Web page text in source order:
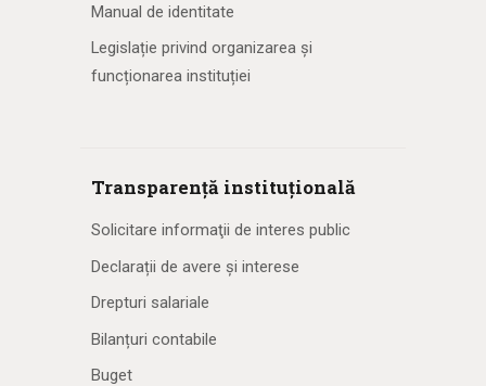
Manual de identitate
Legislație privind organizarea și
funcționarea instituției
Transparență instituțională
Solicitare informaţii de interes public
Declarații de avere și interese
Drepturi salariale
Bilanțuri contabile
Buget